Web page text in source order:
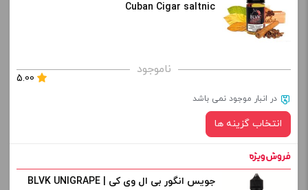
برای فعال شدن سبد خرید و نمایش قیمت ، گزینه های محصول را
+
Cuban Cigar saltnic
ناموجود
5.00
در انبار موجود نمی باشد
انتخاب گزینه ها
نیکوتین:
جویس انگور بی ال وی کی | BLVK UNIGRAPE